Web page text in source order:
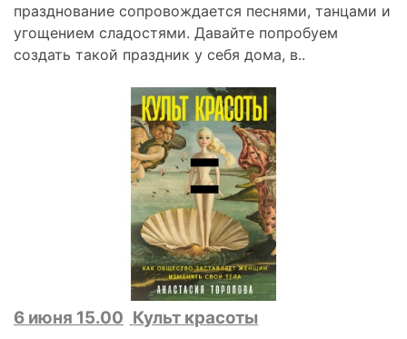
празднование сопровождается песнями, танцами и
угощением сладостями. Давайте попробуем
создать такой праздник у себя дома, в..
6 июня 15.00 Культ красоты